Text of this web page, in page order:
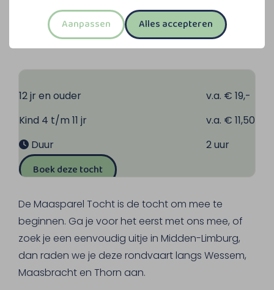
Aanpassen Alles accepteren
Twee uur varen
Opstappen in Maasbracht of Thorn
Meest familievriendelijke rondvaart
12 jr en ouder
v.a. € 19,-
Kind 4 t/m 11 jr
v.a. € 11,50
Duur
2 uur
Boek deze tocht
De Maasparel Tocht is de tocht om mee te
beginnen. Ga je voor het eerst met ons mee, of
zoek je een eenvoudig uitje in Midden-Limburg,
dan raden we je deze rondvaart langs Wessem,
Maasbracht en Thorn aan.